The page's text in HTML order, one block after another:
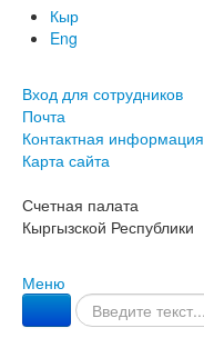
Кыр
Eng
Вход для сотрудников
Почта
Контактная информация
Карта сайта
Счетная палата
Кыргызской Республики
Меню